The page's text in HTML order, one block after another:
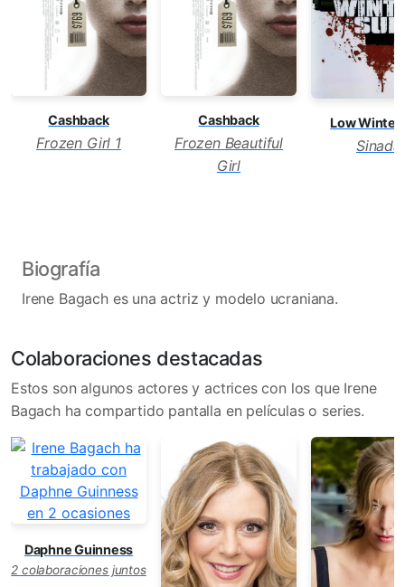
Cashback
Frozen Girl 1
Cashback
Frozen Beautiful
Girl
Low Winter
Sinada
Biografía
Irene Bagach es una actriz y modelo ucraniana.
Colaboraciones destacadas
Estos son algunos actores y actrices con los que Irene
Bagach ha compartido pantalla en películas o series.
Daphne Guinness
2 colaboraciones juntos